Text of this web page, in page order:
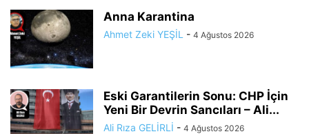
Anna Karantina
Ahmet Zeki YEŞİL - 4 Ağustos 2026
Eski Garantilerin Sonu: CHP İçin
Yeni Bir Devrin Sancıları – Ali...
Ali Rıza GELİRLİ - 4 Ağustos 2026